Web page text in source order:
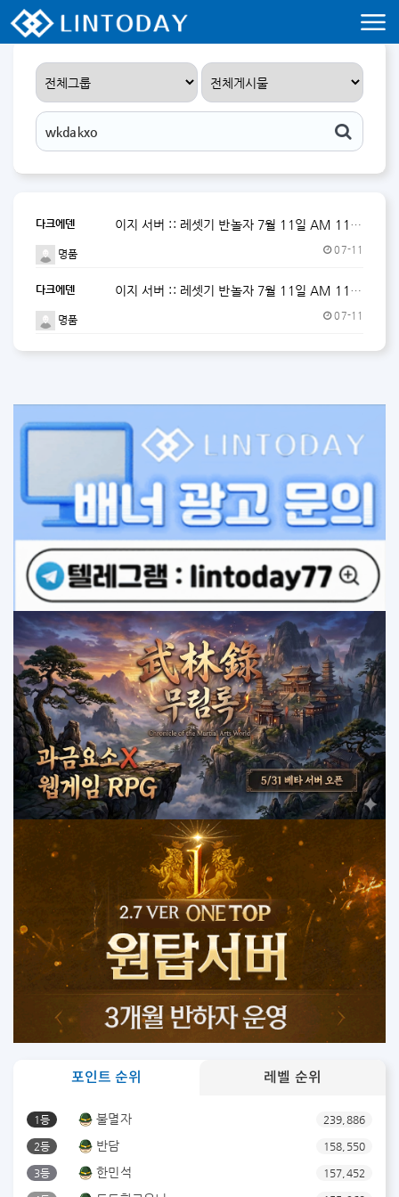
리니지 프리서버 홍보 및 프리서버 홍보 커뮤니티 사이트 린투데이 입니다.
다크에덴 이지 서버 :: 레셋기 반놀자 7월 11일 AM 11:00 START
명품 07-11
다크에덴 이지 서버 :: 레셋기 반놀자 7월 11일 AM 11:00 START
명품 07-11
포인트 순위 레벨 순위
1등 불멸자 239,886
2등 반담 158,550
3등 한민석 157,452